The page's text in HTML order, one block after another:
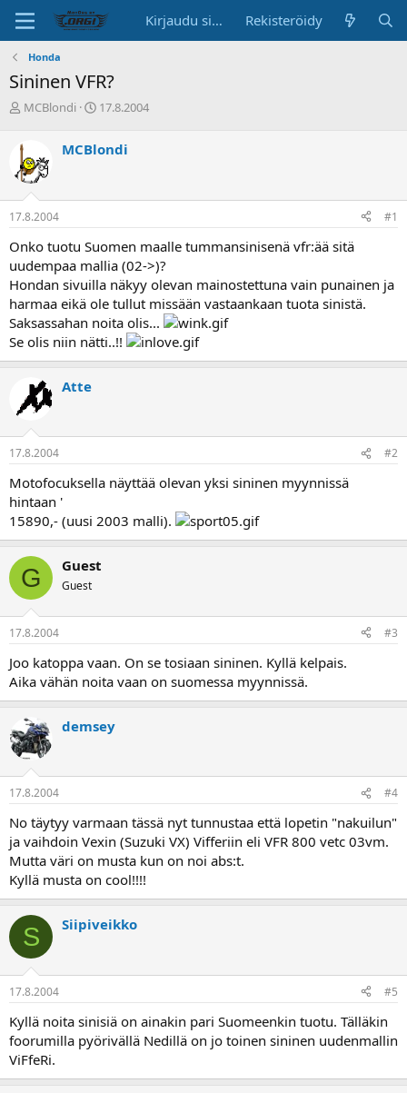
Kirjaudu sisään Rekisteröidy
Honda
Sininen VFR?
K
k
u
s
t
e
u
n
a
l
o
t
j
a
MCBlondi
A
i
s
i
v
ä
17.8.2004
MCBlondi
17.8.2004 #1
Onko tuotu Suomen maalle tummansinisenä vfr:ää sitä
uudempaa mallia (02->)?
Hondan sivuilla näkyy olevan mainostettuna vain punainen ja
harmaa eikä ole tullut missään vastaankaan tuota sinistä.
Saksassahan noita olis...
Se olis niin nätti..!!
Atte
17.8.2004 #2
Motofocuksella näyttää olevan yksi sininen myynnissä
hintaan '
15890,- (uusi 2003 malli).
G Guest
Guest
17.8.2004 #3
Joo katoppa vaan. On se tosiaan sininen. Kyllä kelpais.
Aika vähän noita vaan on suomessa myynnissä.
demsey
17.8.2004 #4
No täytyy varmaan tässä nyt tunnustaa että lopetin "nakuilun"
ja vaihdoin Vexin (Suzuki VX) Vifferiin eli VFR 800 vetc 03vm.
Mutta väri on musta kun on noi abs:t.
Kyllä musta on cool!!!!
S Siipiveikko
17.8.2004 #5
Kyllä noita sinisiä on ainakin pari Suomeenkin tuotu. Tälläkin
foorumilla pyörivällä Nedillä on jo toinen sininen uudenmallin
ViFfeRi.